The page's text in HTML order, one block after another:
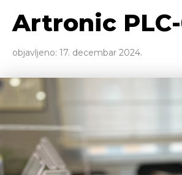
Artronic
objavljeno: 17. decembar 2024.